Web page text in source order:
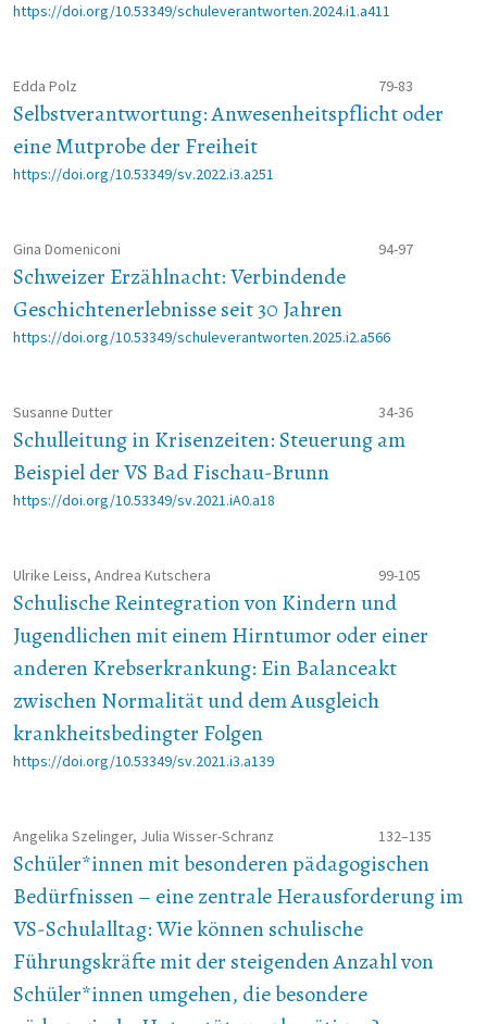
https://doi.org/10.53349/schuleverantworten.2024.i1.a411
Edda Polz 79-83
Selbstverantwortung: Anwesenheitspflicht oder
eine Mutprobe der Freiheit
https://doi.org/10.53349/sv.2022.i3.a251
Gina Domeniconi 94-97
Schweizer Erzählnacht: Verbindende
Geschichtenerlebnisse seit 30 Jahren
https://doi.org/10.53349/schuleverantworten.2025.i2.a566
Susanne Dutter 34-36
Schulleitung in Krisenzeiten: Steuerung am
Beispiel der VS Bad Fischau-Brunn
https://doi.org/10.53349/sv.2021.iA0.a18
Ulrike Leiss, Andrea Kutschera 99-105
Schulische Reintegration von Kindern und
Jugendlichen mit einem Hirntumor oder einer
anderen Krebserkrankung: Ein Balanceakt
zwischen Normalität und dem Ausgleich
krankheitsbedingter Folgen
https://doi.org/10.53349/sv.2021.i3.a139
Angelika Szelinger, Julia Wisser-Schranz 132–135
Schüler*innen mit besonderen pädagogischen
Bedürfnissen – eine zentrale Herausforderung im
VS-Schulalltag: Wie können schulische
Führungskräfte mit der steigenden Anzahl von
Schüler*innen umgehen, die besondere